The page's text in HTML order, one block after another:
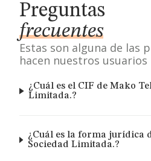
Preguntas
frecuentes
Estas son alguna de las
hacen nuestros usuarios
¿Cuál es el CIF de Mako
Limitada.?
¿Cuál es la forma jurídica
Sociedad Limitada.?